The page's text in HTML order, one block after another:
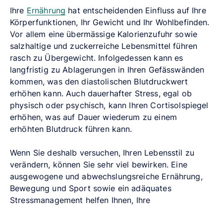
Ihre Ernährung hat entscheidenden Einfluss auf Ihre
Körperfunktionen, Ihr Gewicht und Ihr Wohlbefinden.
Vor allem eine übermässige Kalorienzufuhr sowie
salzhaltige und zuckerreiche Lebensmittel führen
rasch zu Übergewicht. Infolgedessen kann es
langfristig zu Ablagerungen in Ihren Gefässwänden
kommen, was den diastolischen Blutdruckwert
erhöhen kann. Auch dauerhafter Stress, egal ob
physisch oder psychisch, kann Ihren Cortisolspiegel
erhöhen, was auf Dauer wiederum zu einem
erhöhten Blutdruck führen kann.
Wenn Sie deshalb versuchen, Ihren Lebensstil zu
verändern, können Sie sehr viel bewirken. Eine
ausgewogene und abwechslungsreiche Ernährung,
Bewegung und Sport sowie ein adäquates
Stressmanagement helfen Ihnen, Ihre